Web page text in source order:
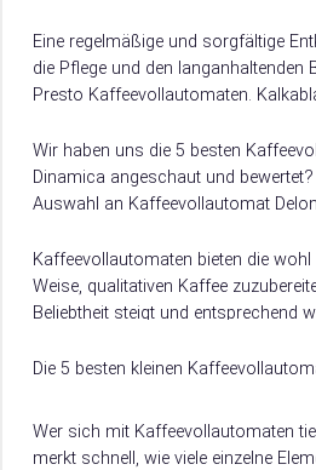
Eine regelmäßige und sorgfältige
die Pflege und den langanhaltenden
Presto Kaffeevollautomaten.
den…
Wir haben uns die 5 besten
Dinamica angeschaut und
Auswahl an Kaffeevollautomat
wir dir hier, worauf es beim Kauf
Delonghi Dinamica ankommt.
Kaffeevollautomaten bieten die
Weise, qualitativen Kaffee
Beliebtheit steigt und entsprechend
Die 5 besten kleinen
Wer sich mit Kaffeevollautomaten
merkt schnell, wie viele einzelne